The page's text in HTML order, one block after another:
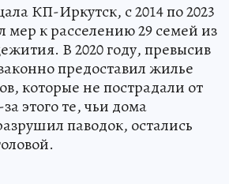
КП-Иркутск, с 2014 по 2023
мер к расселению 29 семей из
В 2020 году, превысив
предоставил жилье
которые не пострадали от
этого те, чьи дома
паводок, остались